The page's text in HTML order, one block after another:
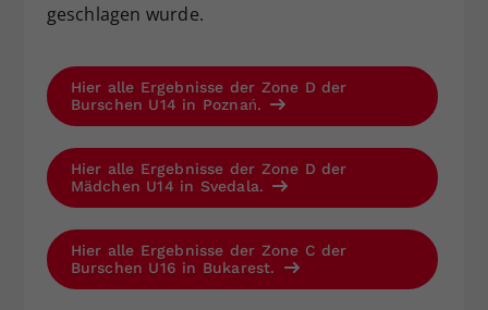
geschlagen wurde.
Hier alle Ergebnisse der Zone D der
Burschen U14 in Poznań.
Hier alle Ergebnisse der Zone D der
Mädchen U14 in Svedala.
Hier alle Ergebnisse der Zone C der
Burschen U16 in Bukarest.